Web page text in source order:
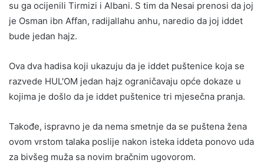
su ga ocijenili Tirmizi i Albani. S tim da Nesai prenosi da joj
je Osman ibn Affan, radijallahu anhu, naredio da joj iddet
bude jedan hajz.
Ova dva hadisa koji ukazuju da je iddet puštenice koja se
razvede HUL'OM jedan hajz ograničavaju opće dokaze u
kojima je došlo da je iddet puštenice tri mjesečna pranja.
Takođe, ispravno je da nema smetnje da se puštena žena
ovom vrstom talaka poslije nakon isteka iddeta ponovo uda
za bivšeg muža sa novim bračnim ugovorom.